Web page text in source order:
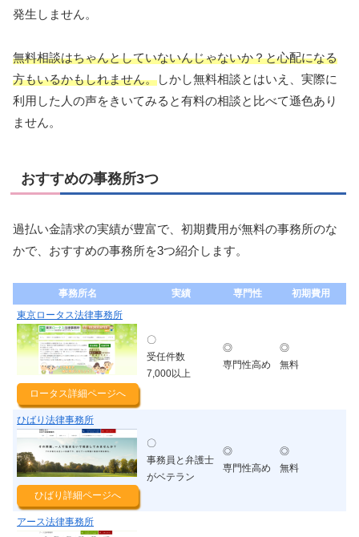
発生しません。
無料相談はちゃんとしていないんじゃないか？と心配になる
方もいるかもしれません。しかし無料相談とはいえ、実際に
利用した人の声をきいてみると有料の相談と比べて遜色あり
ません。
おすすめの事務所3つ
過払い金請求の実績が豊富で、初期費用が無料の事務所のな
かで、おすすめの事務所を3つ紹介します。
事務所名 実績 専門性
初期費用
東京ロータス法律事務所
ロータス詳細ページへ
〇
受任件数
7,000以上
◎
専門性高め
◎
無料
ひばり法律事務所
ひばり詳細ページへ
〇
事務員と弁護士
がベテラン
◎
専門性高め
◎
無料
アース法律事務所